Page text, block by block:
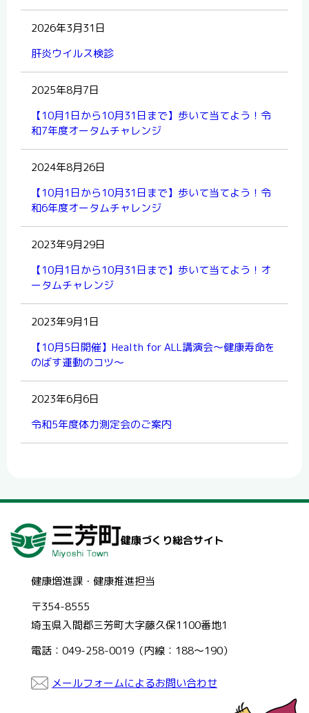
2026年3月31日
肝炎ウイルス検診
2025年8月7日
【10月1日から10月31日まで】歩いて当てよう！令
和7年度オータムチャレンジ
2024年8月26日
【10月1日から10月31日まで】歩いて当てよう！令
和6年度オータムチャレンジ
2023年9月29日
【10月1日から10月31日まで】歩いて当てよう！オ
ータムチャレンジ
2023年9月1日
【10月5日開催】Health for ALL講演会～健康寿命を
のばす運動のコツ～
2023年6月6日
令和5年度体力測定会のご案内
健康づくり総合サイト
健康増進課・健康推進担当
〒354-8555
埼玉県入間郡三芳町大字藤久保1100番地1
電話：049-258-0019（内線：188～190）
メールフォームによるお問い合わせ